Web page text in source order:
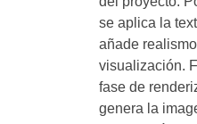
se aplica la
añade
visualización.
fase de
genera la